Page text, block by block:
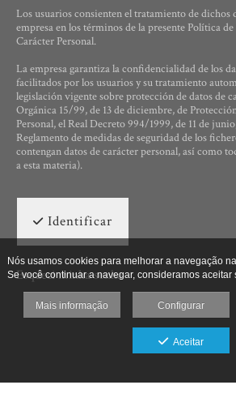
Los usuarios consienten el tratamiento de dichos
empresa en los términos de la presente Política
Carácter Personal.
La empresa garantiza la confidencialidad de los
facilitados por los usuarios y su tratamiento
legislación vigente sobre protección de datos de
Orgánica 15/99, de 13 de diciembre, de
Personal, el Real Decreto 994/1999, de 11 de
Reglamento de medidas de seguridad de los
contengan datos de carácter personal, así como
a esta materia).
Identificar
Esqueci minha senha
Nós usamos cookies para melhorar a navegação
Se você continuar a navegar, consideramos aceitar
Mais informação Configurar
Aceitar